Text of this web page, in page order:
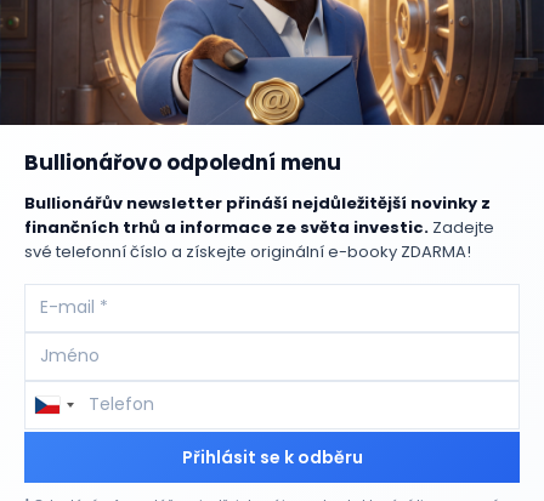
Bullionářovo odpolední menu
Bullionářův newsletter přináší nejdůležitější novinky z
finančních trhů a informace ze světa investic. Zadejte
své telefonní číslo a získejte originální e-booky ZDARMA!
Přihlásit se k odběru